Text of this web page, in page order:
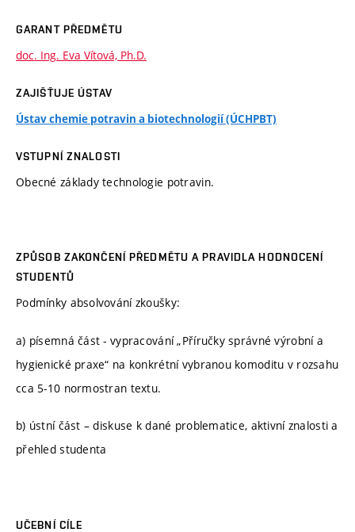
GARANT PŘEDMĚTU
doc. Ing. Eva Vítová, Ph.D.
ZAJIŠŤUJE ÚSTAV
Ústav chemie potravin a biotechnologií (ÚCHPBT)
VSTUPNÍ ZNALOSTI
Obecné základy technologie potravin.
ZPŮSOB ZAKONČENÍ PŘEDMĚTU A PRAVIDLA HODNOCENÍ
STUDENTŮ
Podmínky absolvování zkoušky:
a) písemná část - vypracování „Příručky správné výrobní a
hygienické praxe“ na konkrétní vybranou komoditu v rozsahu
cca 5-10 normostran textu.
b) ústní část – diskuse k dané problematice, aktivní znalosti a
přehled studenta
UČEBNÍ CÍLE